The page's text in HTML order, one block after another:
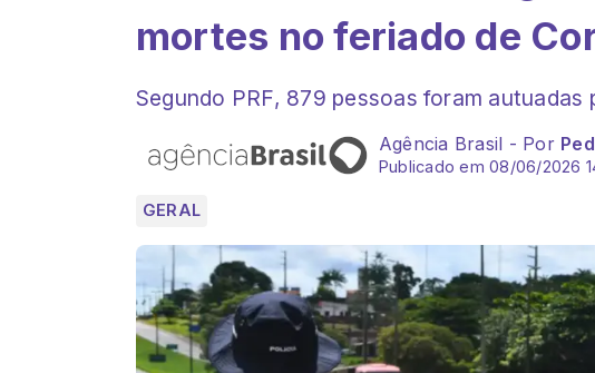
mortes no feriado de
Segundo PRF, 879 pessoas foram
Agência Brasil - Por
Publicado em 08/06/2026
GERAL